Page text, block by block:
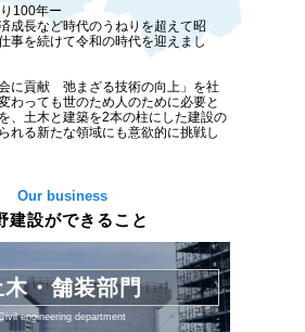
100年ー
成長など時代のうねりを超えて昭
事を続けて令和の時代を迎えまし
に貢献 弛まざる技術の向上」を社
わっても世のため人のために必要と
、土木と建築を2本の柱にした建設の
れる新たな領域にも意欲的に挑戦し
Our business
建設ができること
木・舗装部門
engineering department